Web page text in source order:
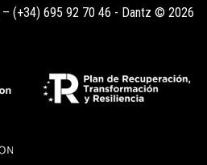
– (+34) 695 92 70 46 - Dantz © 2026